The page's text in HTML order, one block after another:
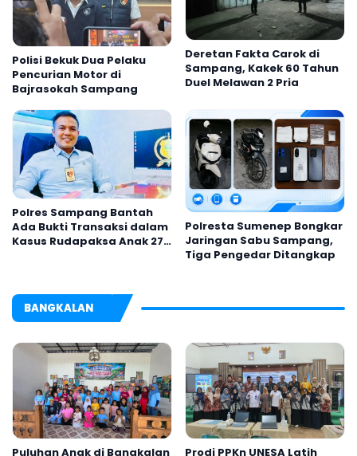
Polisi Bekuk Dua Pelaku
Pencurian Motor di
Bajrasokah Sampang
Deretan Fakta Carok di
Sampang, Kakek 60 Tahun
Duel Melawan 2 Pria
Polres Sampang Bantah
Ada Bukti Transaksi dalam
Kasus Rudapaksa Anak 27
Polresta Sumenep Bongkar
Jaringan Sabu Sampang,
Tiga Pengedar Ditangkap
BANGKALAN
Puluhan Anak di Bangkalan Prodi PPKn UNESA Latih